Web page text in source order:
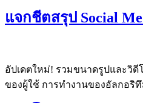
แจกชีตสรุป Social
อัปเดตใหม่! รวมขนาดรูปและวิดี
ของผู้ใช้ การทำงานของอัลกอริทึ